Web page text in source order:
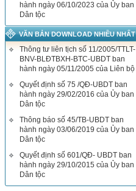
hành ngày 06/10/2023 của Ủy ban
Dân tộc
VĂN BẢN DOWNLOAD NHIỀU NHẤT
Thông tư liên tịch số 11/2005/TTLT-
BNV-BLĐTBXH-BTC-UBDT ban
hành ngày 05/11/2005 của Liên bộ
Quyết định số 75 /QĐ-UBDT ban
hành ngày 29/02/2016 của Ủy ban
Dân tộc
Thông báo số 45/TB-UBDT ban
hành ngày 03/06/2019 của Ủy ban
Dân tộc
Quyết định số 601/QĐ- UBDT ban
hành ngày 29/10/2015 của Ủy ban
Dân tộc